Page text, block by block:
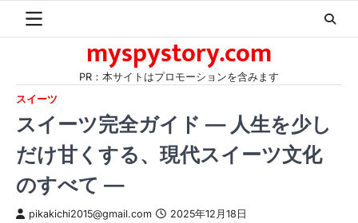
myspystory.com
PR：本サイトはプロモーションを含みます
スイーツ
スイーツ完全ガイド ― 人生を少し
だけ甘くする、現代スイーツ文化
のすべて ―
pikakichi2015@gmail.com 2025年12月18日